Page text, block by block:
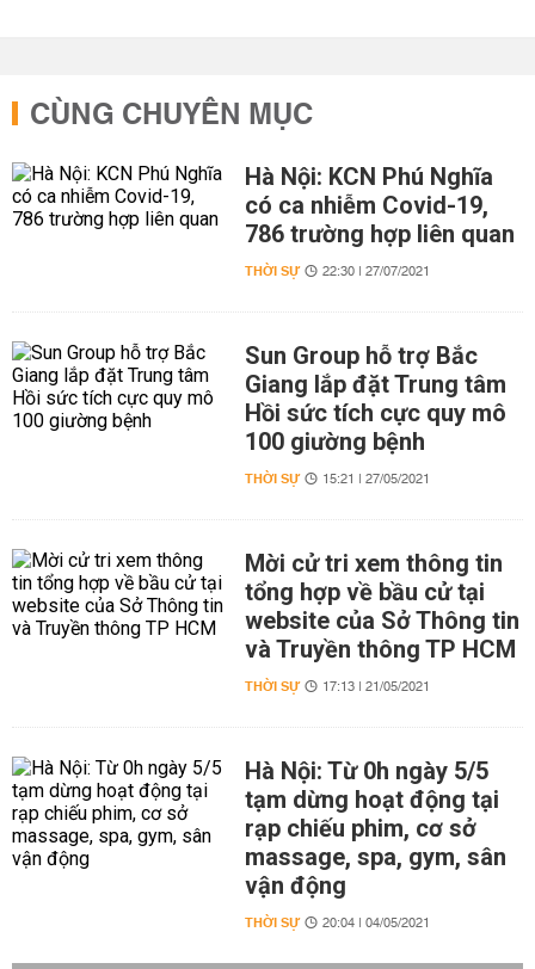
CÙNG CHUYÊN MỤC
Hà Nội: KCN Phú Nghĩa
có ca nhiễm Covid-19,
786 trường hợp liên quan
THỜI SỰ 22:30 | 27/07/2021
Sun Group hỗ trợ Bắc
Giang lắp đặt Trung tâm
Hồi sức tích cực quy mô
100 giường bệnh
THỜI SỰ 15:21 | 27/05/2021
Mời cử tri xem thông tin
tổng hợp về bầu cử tại
website của Sở Thông tin
và Truyền thông TP HCM
THỜI SỰ 17:13 | 21/05/2021
Hà Nội: Từ 0h ngày 5/5
tạm dừng hoạt động tại
rạp chiếu phim, cơ sở
massage, spa, gym, sân
vận động
THỜI SỰ 20:04 | 04/05/2021